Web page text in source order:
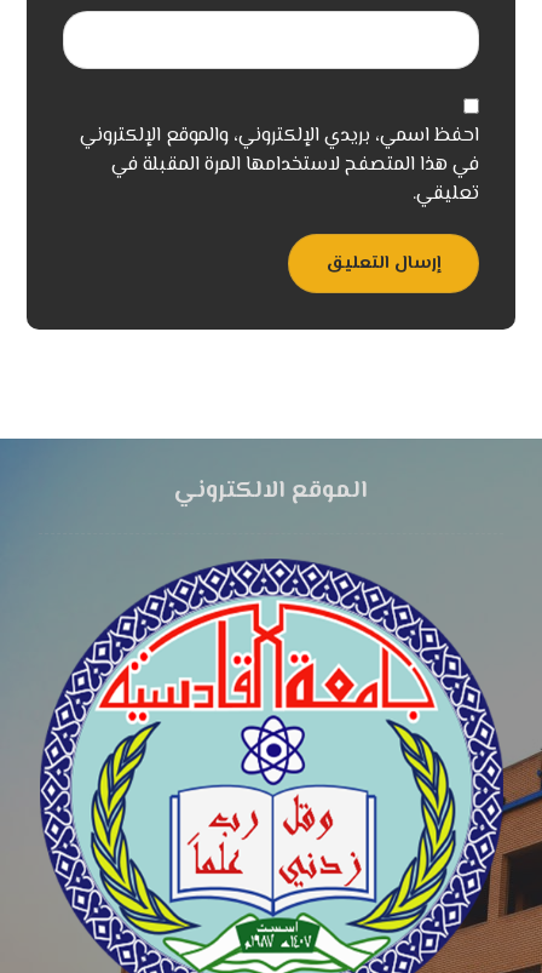
احفظ اسمي، بريدي الإلكتروني، والموقع الإلكتروني
في هذا المتصفح لاستخدامها المرة المقبلة في
تعليقي.
إرسال التعليق
الموقع الالكتروني